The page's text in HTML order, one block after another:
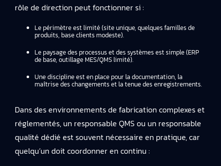
rôle de direction peut fonctionner si :
Le périmètre est limité (site unique, quelques familles de
produits, base clients modeste).
Le paysage des processus et des systèmes est simple (ERP
de base, outillage MES/QMS limité).
Une discipline est en place pour la documentation, la
maîtrise des changements et la tenue des enregistrements.
Dans des environnements de fabrication complexes et
réglementés, un responsable QMS ou un responsable
qualité dédié est souvent nécessaire en pratique, car
quelqu’un doit coordonner en continu :